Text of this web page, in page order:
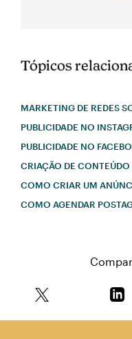
Tópicos
MARKETING DE REDES
PUBLICIDADE NO
PUBLICIDADE NO
CRIAÇÃO DE
COMO CRIAR UM
COMO AGENDAR